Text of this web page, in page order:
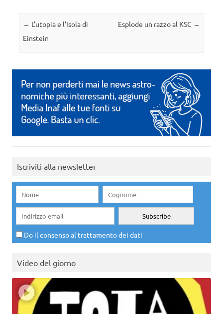
Navigazione articolo
← L’utopia e l’Isola di
Einstein
Esplode un razzo al KSC →
Iscriviti alla newsletter
Do il consenso al trattamento dei dati
Video del giorno